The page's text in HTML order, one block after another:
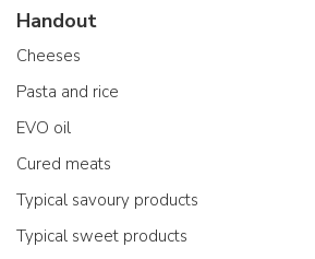
Handout
Cheeses
Pasta and rice
EVO oil
Cured meats
Typical savoury products
Typical sweet products